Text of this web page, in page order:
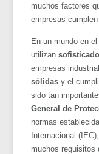
muchos factores
empresas
En un mundo en
utilizan
empresas
sólidas y el
sido tan
General de
normas
Internacional
muchos requisitos